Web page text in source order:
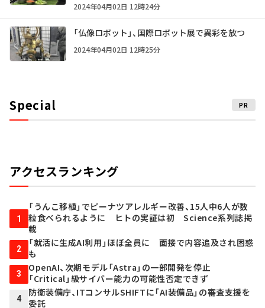
2024年04月02日 12時24分
「仏像ロボット」、国際ロボット展で異彩を放つ
2024年04月02日 12時25分
Special PR
アクセスランキング
1
「うんこ移植」でピーナツアレルギー改善、15人中6人が数
粒食べられるように ヒトの実証は初 Science系列誌掲
載
2
「就活に生成AI利用」ほぼ全員に 面接で内容追及され困惑
も
3
OpenAI、次期モデル「Astra」の一部開発を停止
「Critical」級サイバー能力の可能性否定できず
4
防衛装備庁、ITコンサルSHIFTに「AI装備品」の審査支援を
委託